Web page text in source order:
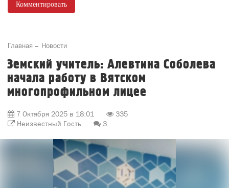
Комментировать
Главная Новости
Земский учитель: Алевтина Соболева
начала работу в Вятском
многопрофильном лицее
7 Октября 2025 в 18:01
335
Неизвестный Гость
3